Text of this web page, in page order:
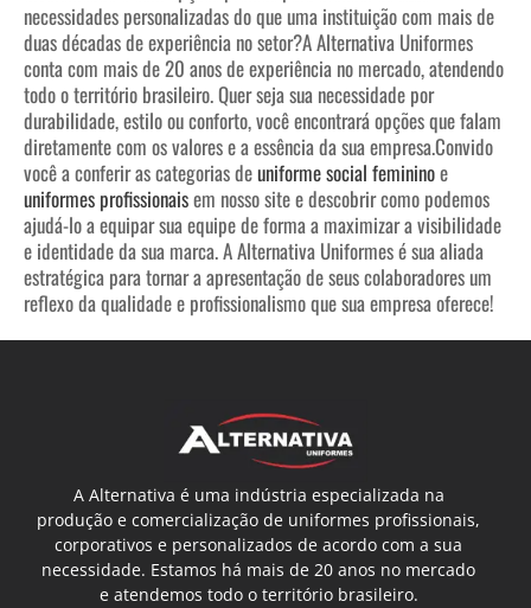
necessidades personalizadas do que uma instituição com mais de
duas décadas de experiência no setor?A Alternativa Uniformes
conta com mais de 20 anos de experiência no mercado, atendendo
todo o território brasileiro. Quer seja sua necessidade por
durabilidade, estilo ou conforto, você encontrará opções que falam
diretamente com os valores e a essência da sua empresa.Convido
você a conferir as categorias deuniforme social femininoe
uniformes profissionaisem nosso site e descobrir como podemos
ajudá-lo a equipar sua equipe de forma a maximizar a visibilidade
e identidade da sua marca. A Alternativa Uniformes é sua aliada
estratégica para tornar a apresentação de seus colaboradores um
reflexo da qualidade e profissionalismo que sua empresa oferece!
A Alternativa é uma indústria especializada na
produção e comercialização de uniformes profissionais,
corporativos e personalizados de acordo com a sua
necessidade. Estamos há mais de 20 anos no mercado
e atendemos todo o território brasileiro.